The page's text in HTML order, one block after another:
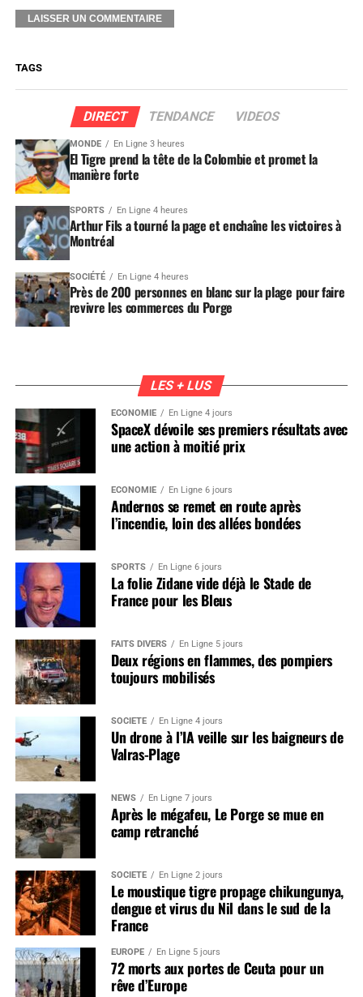
TAGS
DIRECT TENDANCE VIDEOS
MONDE En Ligne 3 heures
El Tigre prend la tête de la Colombie et promet la
manière forte
SPORTS En Ligne 4 heures
Arthur Fils a tourné la page et enchaîne les victoires à
Montréal
SOCIÉTÉ En Ligne 4 heures
Près de 200 personnes en blanc sur la plage pour faire
revivre les commerces du Porge
LES + LUS
ÉCONOMIE En Ligne 4 jours
SpaceX dévoile ses premiers résultats avec
une action à moitié prix
ÉCONOMIE En Ligne 6 jours
Andernos se remet en route après
l’incendie, loin des allées bondées
SPORTS En Ligne 6 jours
La folie Zidane vide déjà le Stade de
France pour les Bleus
FAITS DIVERS En Ligne 5 jours
Deux régions en flammes, des pompiers
toujours mobilisés
SOCIÉTÉ En Ligne 4 jours
Un drone à l’IA veille sur les baigneurs de
Valras-Plage
NEWS En Ligne 7 jours
Après le mégafeu, Le Porge se mue en
camp retranché
SOCIÉTÉ En Ligne 2 jours
Le moustique tigre propage chikungunya,
dengue et virus du Nil dans le sud de la
France
EUROPE En Ligne 5 jours
72 morts aux portes de Ceuta pour un
rêve d’Europe